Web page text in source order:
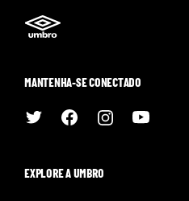
MANTENHA-SE CONECTADO
EXPLORE A UMBRO